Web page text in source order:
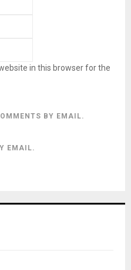
in this browser for the
BY EMAIL.
EMAIL.